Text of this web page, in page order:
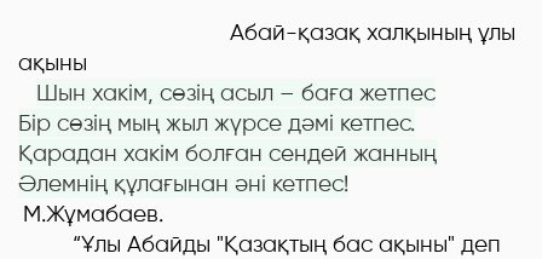
Абай-қазақ халқының ұлы
ақыны
Шын хакім, сөзің асыл – баға жетпес
Бір сөзің мың жыл жүрсе дәмі кетпес.
Қарадан хакім болған сендей жанның
Әлемнің құлағынан әні кетпес!
М.Жұмабаев.
“Ұлы Абайды "Қазақтың бас ақыны" деп